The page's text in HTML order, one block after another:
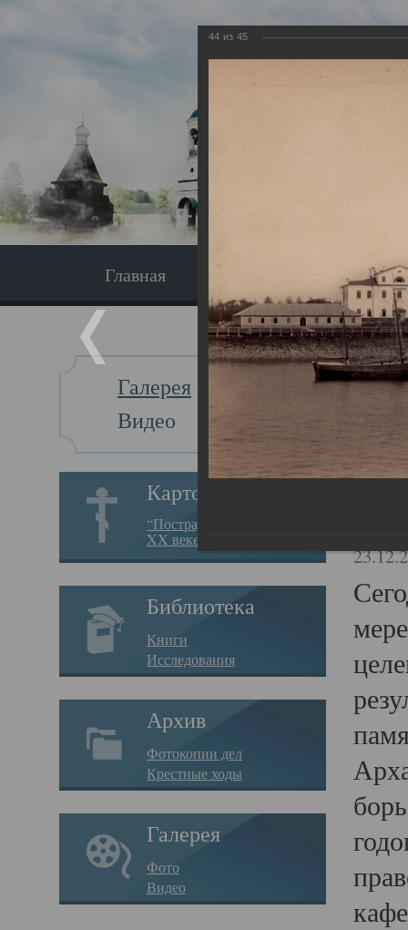
Главная
Галерея
Видео
Картотека
“Пострадавшие за веру в
XX веке на Севере”
Библиотека
Книги
Исследования
Архив
Фотокопии дел
Крестные ходы
Галерея
Фото
Видео
Главная
44 из 45